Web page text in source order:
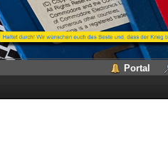
Portal